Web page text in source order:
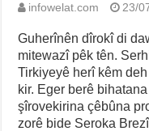
infowelat.com 23/
Guherînên dîrokî di
mitewazî pêk tên.
Tirkiyeyê herî kêm
kir. Eger berê
şîrovekirina çêbûna
zorê bide Seroka